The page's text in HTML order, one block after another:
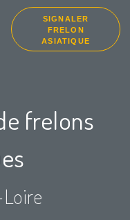
SIGNALER
FRELON
ASIATIQUE
frelons